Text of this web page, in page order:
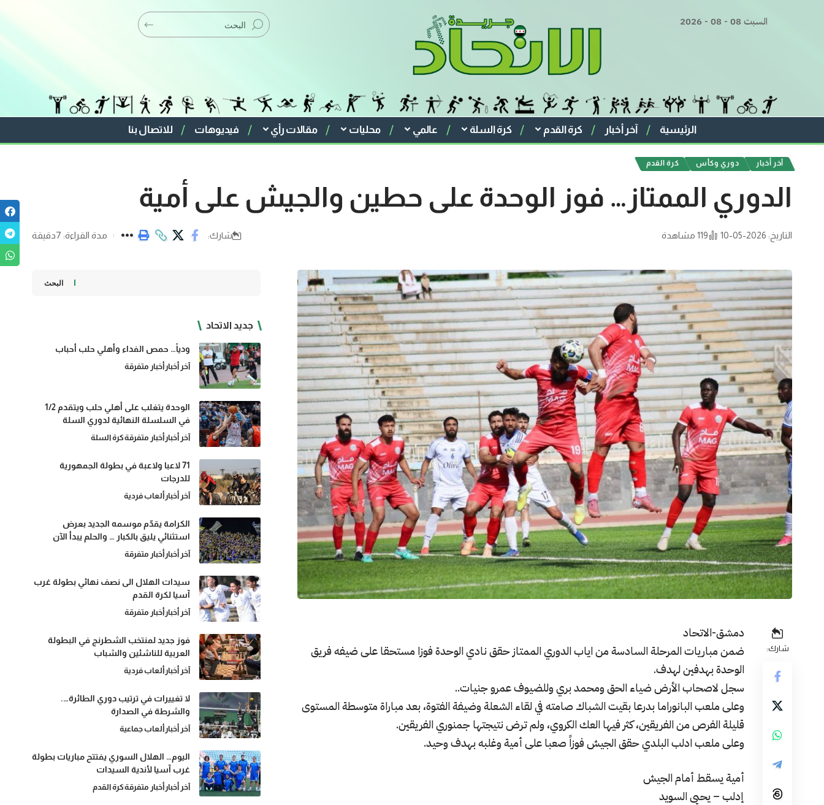
السبت 08 - 08 - 2026
الرئيسية آخر أخبار كرة القدم كرة السلة عالمي محليات مقالات رأي فيديوهات للاتصال بنا
آخر أخبار دوري وكأس كرة القدم
الدوري الممتاز… فوز الوحدة على حطين والجيش على أمية
التاريخ: 2026-05-10 119 مشاهدة شارك: مدة القراءة: 7دقيقة
شارك:
دمشق-الاتحاد
ضمن مباريات المرحلة السادسة من اياب الدوري الممتاز حقق نادي الوحدة فوزا مستحقا على ضيفه فريق
الوحدة بهدفين لهدف.
سجل لاصحاب الأرض ضياء الحق ومحمد بري وللضيوف عمرو جنيات..
وعلى ملعب البانوراما بدرعا بقيت الشباك صامته في لقاء الشعلة وضيفة الفتوة، بعد مباراة متوسطة المستوى
قليلة الفرص من الفريقين، كثر فيها العك الكروي، ولم ترض نتيجتها جمنوري الفريقين.
وعلى ملعب ادلب البلدي حقق الجيش فوزاً صعبا على أمية وغلبه بهدف وحيد.
أمية يسقط أمام الجيش
إدلب – يحيى السويد
البحث
جديد الاتحاد
ودياً… حمص الفداء وأهلي حلب أحباب
آخر أخبارأخبار متفرقة
الوحدة يتغلب على أهلي حلب ويتقدم 1/2
في السلسلة النهائية لدوري السلة
آخر أخبارأخبار متفرقةكرة السلة
71 لاعبا ولاعبة في بطولة الجمهورية
للدرجات
آخر أخبارألعاب فردية
الكرامة يقدّم موسمه الجديد بعرض
استثنائي يليق بالكبار … والحلم يبدأ الآن
آخر أخبارأخبار متفرقة
سيدات الهلال الى نصف نهائي بطولة غرب
آسيا لكرة القدم
آخر أخبارأخبار متفرقة
فوز جديد لمنتخب الشطرنج في البطولة
العربية للناشئين والشباب
آخر أخبارألعاب فردية
لا تغييرات في ترتيب دوري الطائرة….
والشرطة في الصدارة
آخر أخبارألعاب جماعية
اليوم… الهلال السوري يفتتح مباريات بطولة
غرب آسيا لأندية السيدات
آخر أخبارأخبار متفرقةكرة القدم